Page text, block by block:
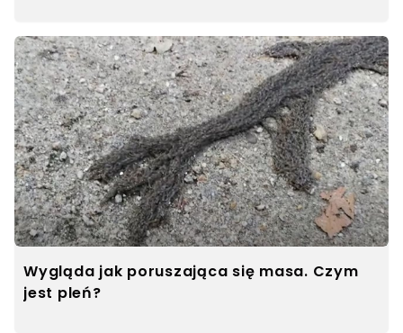
Wygląda jak poruszająca się masa. Czym
jest pleń?